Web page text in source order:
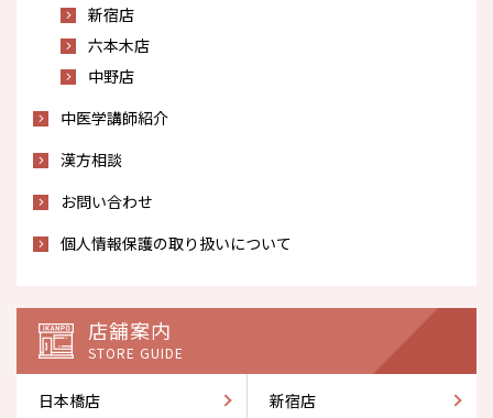
新宿店
六本木店
中野店
中医学講師紹介
漢方相談
お問い合わせ
個人情報保護の取り扱いについて
店舗案内
STORE GUIDE
日本橋店 新宿店